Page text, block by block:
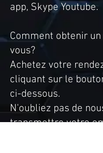
app, Skype Youtube.
Comment obtenir
vous?
Achetez votre
cliquant sur le
ci-dessous.
N'oubliez pas de
transmettre votre